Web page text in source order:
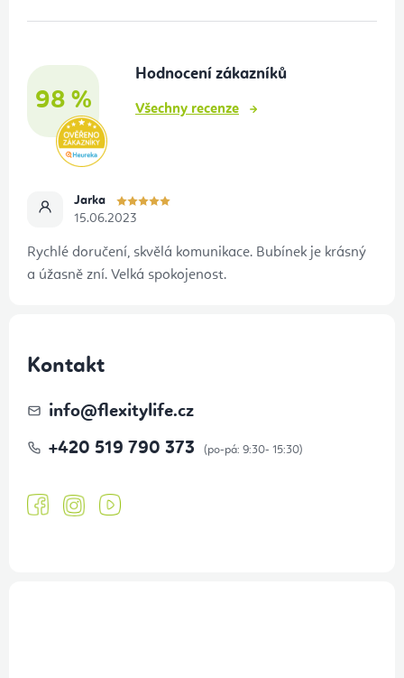
98 %
Hodnocení zákazníků
Všechny recenze
Jarka
15.06.2023
Rychlé doručení, skvělá komunikace. Bubínek je krásný
a úžasně zní. Velká spokojenost.
Kontakt
info@flexitylife.cz
+420 519 790 373